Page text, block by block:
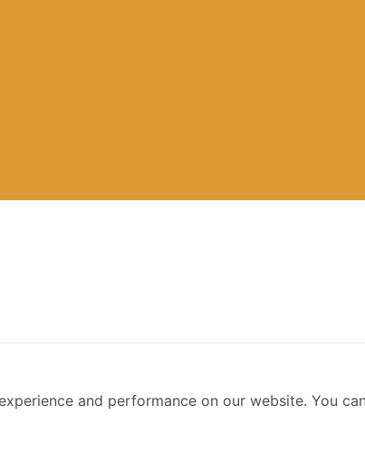
and Data Storytelling with Tableau
with Tableau
and performance on our website. You